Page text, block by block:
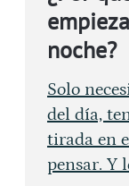
noche?
Solo
del día,
tirada en
pensar. Y